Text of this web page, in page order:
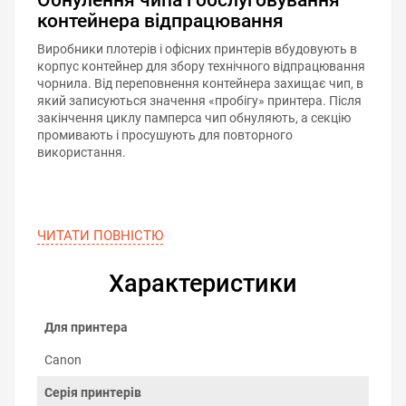
контейнера відпрацювання
Виробники плотерів і офісних принтерів вбудовують в
корпус контейнер для збору технічного відпрацювання
чорнила. Від переповнення контейнера захищає чип, в
який записуються значення «пробігу» принтера. Після
закінчення циклу памперса чип обнуляють, а секцію
промивають і просушують для повторного
використання.
ЧИТАТИ ПОВНIСТЮ
Характеристики
Для принтера
Canon
Серія принтерів